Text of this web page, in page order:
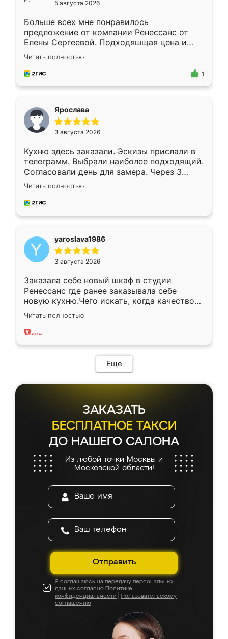
5 августа 2026
Больше всех мне понравилось
предложение от компании Ренессанс от
Елены Сергеевой. Подходяшщая цена и
короткие сроки изготовления. Приехавший
для замера сотрудник Владислав
предложил по моему эскизу самый
Читать полностью
1
Ярослава
3 августа 2026
Кухню здесь заказали. Эскизы прислали в
телеграмм. Выбрали наиболее подходящий.
Согласовали день для замера. Через 3
недели кухня была уже готова. Остались
довольны работой. Спасибо Ренессанс
мебель за качественную работу!
Читать полностью
yaroslava1986
3 августа 2026
Заказала себе новый шкаф в студии
Ренессанс где ранее заказывала себе
новую кухню.Чего искать, когда качеством
вполне довольна. Служит кухня уже почти
два года, нареканий нет.
Читать полностью
Еще
ЗАКАЗАТЬ
БЕСПЛАТНОЕ ТАКСИ
ДО НАШЕГО САЛОНА
Из любой точки Москвы и
Московской области!
Отправить
Я соглашаюсь на передачу персональных
данных согласно Политике
конфиденциальности
Пользовательскому
соглашению